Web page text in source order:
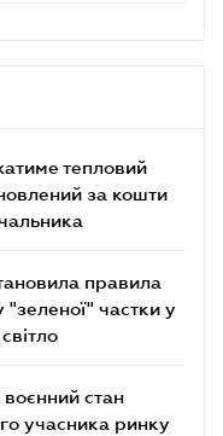
тепловий
за кошти
правила
частки у
воєнний стан
учасника ринку